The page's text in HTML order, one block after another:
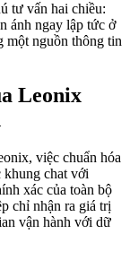
tư vấn hai chiều:
ánh ngay lập tức ở
một nguồn thông tin
Leonix
việc chuẩn hóa
khung chat với
xác của toàn bộ
chỉ nhận ra giá trị
vận hành với dữ